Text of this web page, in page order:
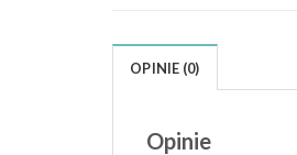
OPINIE (0)
Opinie